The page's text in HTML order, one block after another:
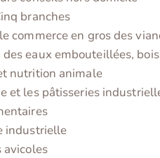
branches
commerce en gros des
eaux embouteillées,
nutrition animale
et les pâtisseries
industrielle
avicoles